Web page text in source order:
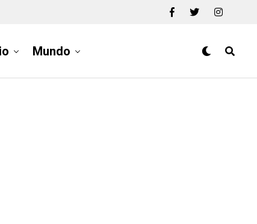
Mundo